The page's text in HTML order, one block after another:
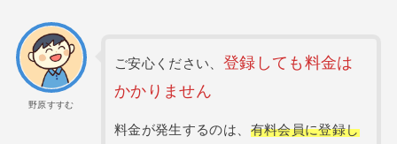
野原すすむ
ご安心ください、 登録しても料金は
かかりません
料金が発生するのは、 有料会員に登録し